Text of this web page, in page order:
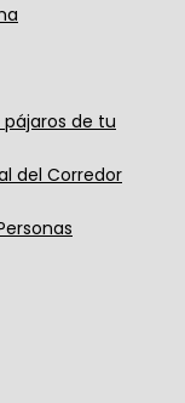
pájaros de tu
del Corredor